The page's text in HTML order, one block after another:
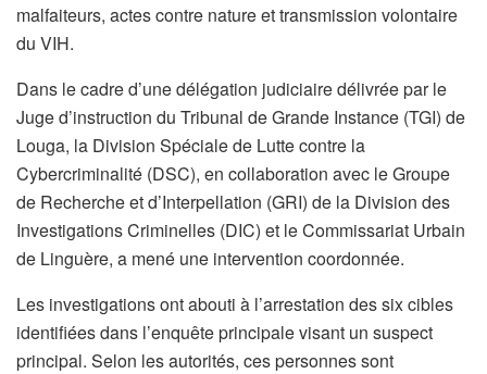
malfaiteurs, actes contre nature et transmission volontaire
du VIH.
Dans le cadre d’une délégation judiciaire délivrée par le
Juge d’instruction du Tribunal de Grande Instance (TGI) de
Louga, la Division Spéciale de Lutte contre la
Cybercriminalité (DSC), en collaboration avec le Groupe
de Recherche et d’Interpellation (GRI) de la Division des
Investigations Criminelles (DIC) et le Commissariat Urbain
de Linguère, a mené une intervention coordonnée.
Les investigations ont abouti à l’arrestation des six cibles
identifiées dans l’enquête principale visant un suspect
principal. Selon les autorités, ces personnes sont